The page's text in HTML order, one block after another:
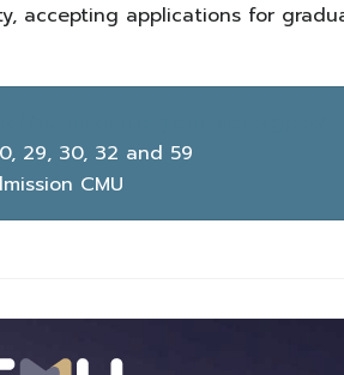
accepting applications for
29, 30, 32 and 59
CMU